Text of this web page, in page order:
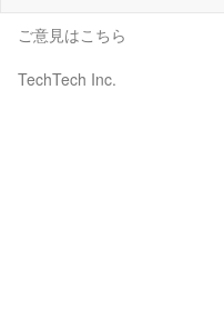
ご意見はこちら
TechTech Inc.